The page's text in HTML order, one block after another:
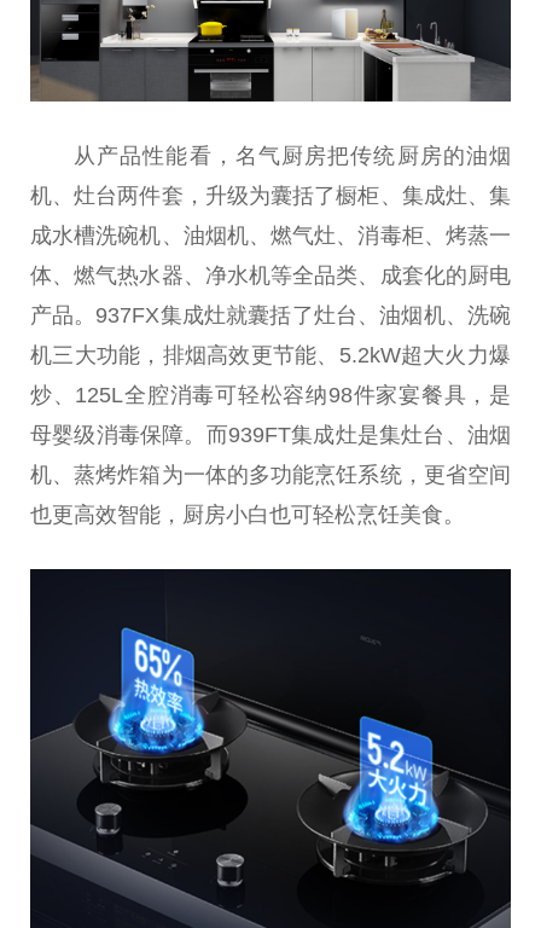
从产品性能看，名气厨房把传统厨房的油烟
机、灶台两件套，升级为囊括了橱柜、集成灶、集
成水槽洗碗机、油烟机、燃气灶、消毒柜、烤蒸一
体、燃气热水器、净水机等全品类、成套化的厨电
产品。937FX集成灶就囊括了灶台、油烟机、洗碗
机三大功能，排烟高效更节能、5.2kW超大火力爆
炒、125L全腔消毒可轻松容纳98件家宴餐具，是
母婴级消毒保障。而939FT集成灶是集灶台、油烟
机、蒸烤炸箱为一体的多功能烹饪系统，更省空间
也更高效智能，厨房小白也可轻松烹饪美食。